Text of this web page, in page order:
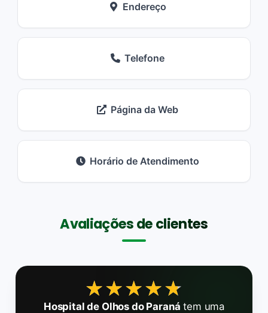
Endereço
Telefone
Página da Web
Horário de Atendimento
Avaliações de clientes
★★★★★
★★★★★
Hospital de Olhos do Paraná tem uma